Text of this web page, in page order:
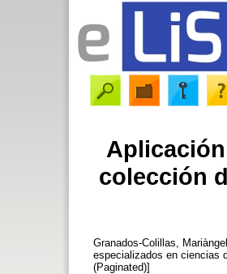
colección
Granados-Colillas,
especializados en ciencias
(Paginated)]